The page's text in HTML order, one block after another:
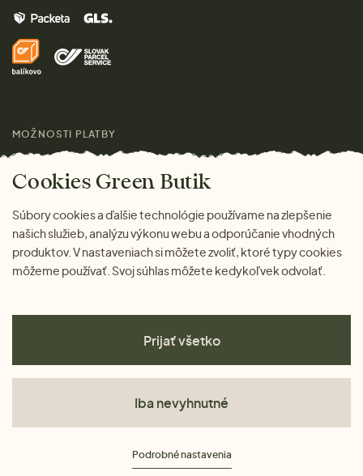
Značky
Pre médiá
Domov
Darčeky
Doprava a platba
MOŽNOSTI PLATBY
Ochrana osobných údajov
Cookies
Cookies Green Butik
Súbory cookies a ďalšie technológie používame na zlepšenie
našich služieb, analýzu výkonu webu a odporúčanie vhodných
produktov. V nastaveniach si môžete zvoliť, ktoré typy cookies
môžeme používať. Svoj súhlas môžete kedykoľvek odvolať.
Prijať všetko
Iba nevyhnutné
Podrobné nastavenia